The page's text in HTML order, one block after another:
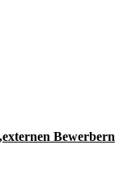
externen Bewerbern